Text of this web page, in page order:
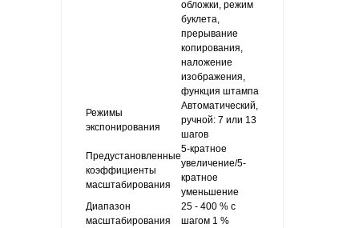
обложки, режим
буклета,
прерывание
копирования,
наложение
изображения,
функция штампа
Режимы
экспонирования
Автоматический,
ручной: 7 или 13
шагов
Предустановленные
коэффициенты
масштабирования
5-кратное
увеличение/5-
кратное
уменьшение
Диапазон
масштабирования
25 - 400 % с
шагом 1 %